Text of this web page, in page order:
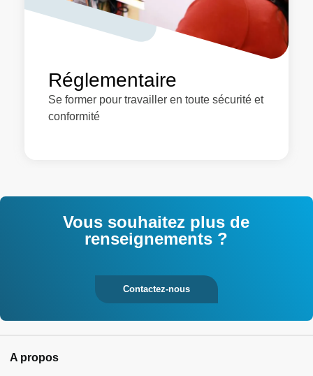
Réglementaire
Se former pour travailler en toute sécurité et
conformité
Vous souhaitez plus de
renseignements ?
Contactez-nous
A propos